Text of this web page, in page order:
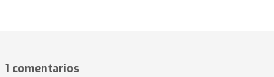
1 comentarios